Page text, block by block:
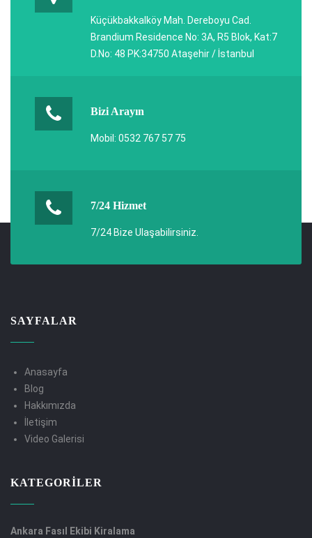
Küçükbakkalköy Mah. Dereboyu Cad.
Brandium Residence No: 3A, R5 Blok, Kat:7
D.No: 48 PK:34750 Ataşehir / İstanbul
Bizi Arayın
Mobil: 0532 767 57 75
7/24 Hizmet
7/24 Bize Ulaşabilirsiniz.
SAYFALAR
Anasayfa
Blog
Hakkımızda
İletişim
Video Galerisi
KATEGORILER
Ankara Fasıl Ekibi Kiralama